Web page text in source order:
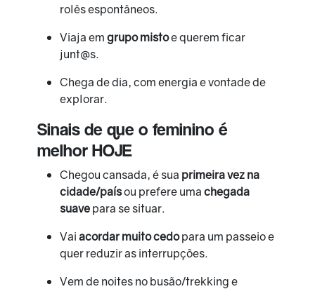
rolês espontâneos.
Viaja em grupo mistoe querem ficar
junt@s.
Chega de dia, com energia e vontade de
explorar.
Sinais de que o feminino é
melhor HOJE
Chegou cansada, é sua primeira vez na
cidade/paísou prefere uma chegada
suavepara se situar.
Vai acordar muito cedopara um passeio e
quer reduzir as interrupções.
Vem de noites no busão/trekking e